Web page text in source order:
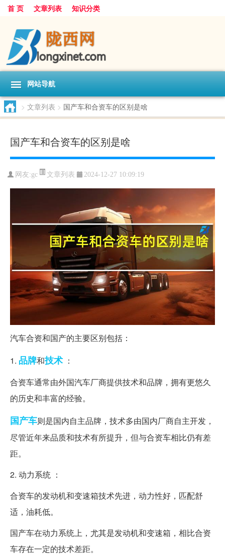
首 页 文章列表 知识分类
网站导航
> 文章列表 > 国产车和合资车的区别是啥
国产车和合资车的区别是啥
网友:gc 文章列表 2024-12-27 10:09:19
汽车合资和国产的主要区别包括：
1. 品牌和技术 ：
合资车通常由外国汽车厂商提供技术和品牌，拥有更悠久
的历史和丰富的经验。
国产车则是国内自主品牌，技术多由国内厂商自主开发，
尽管近年来品质和技术有所提升，但与合资车相比仍有差
距。
2. 动力系统 ：
合资车的发动机和变速箱技术先进，动力性好，匹配舒
适，油耗低。
国产车在动力系统上，尤其是发动机和变速箱，相比合资
车存在一定的技术差距。